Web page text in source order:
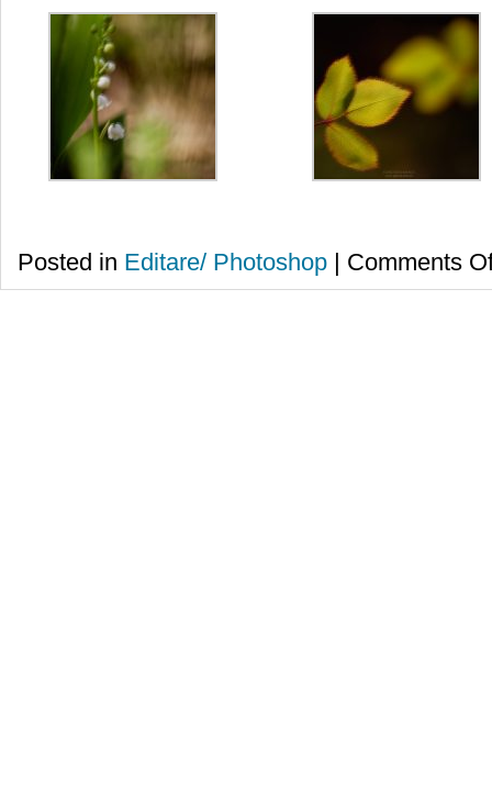
Posted in Editare/ Photoshop | Comments